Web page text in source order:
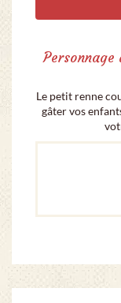
Le petit renne
gâter vos